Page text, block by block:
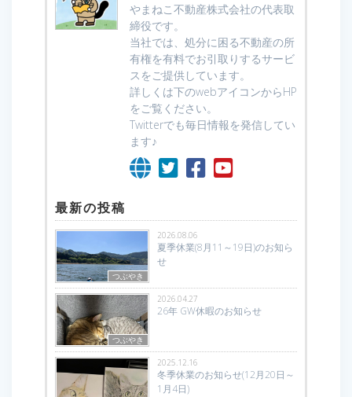
やまねこ不動産株式会社の代表取
締役です。
当社では、処分に困る不動産の所
有権を有料でお引取りするサービ
スをご提供しています。
詳しくは下のwebアイコンからHP
をご覧ください。
Twitterでも毎日情報を発信してい
ます♪
最新の投稿
つぶやき
2026.08.06
夏季休業(8月11～19日)のお知ら
せ
つぶやき
2026.04.27
26年 GW休暇のお知らせ
2025.12.16
冬季休業のお知らせ(12月20日～
1月4日)